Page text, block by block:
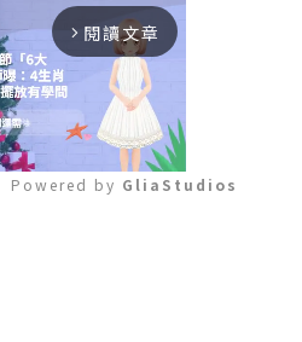
arrow_forward_ios 閱讀文章
Powered by GliaStudios